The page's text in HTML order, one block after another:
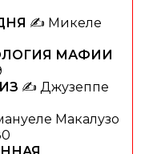
✍️ Микеле
МАФИИ
✍️ Джузеппе
Макалузо